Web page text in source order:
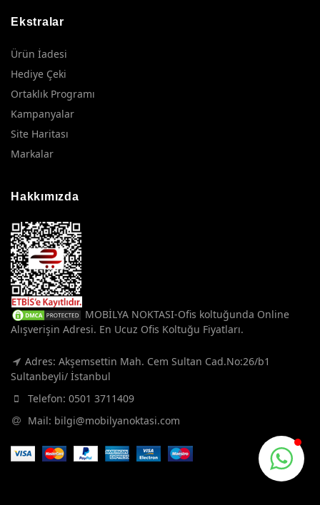
Ekstralar
Ürün İadesi
Hediye Çeki
Ortaklık Programı
Kampanyalar
Site Haritası
Markalar
Hakkımızda
MOBİLYA NOKTASI-Ofis koltuğunda Online
Alışverişin Adresi. En Ucuz Ofis Koltuğu Fiyatları.
Adres: Akşemsettin Mah. Cem Sultan Cad.No:26/b1
Sultanbeyli/ İstanbul
Telefon: 0501 3711409
Mail: bilgi@mobilyanoktasi.com